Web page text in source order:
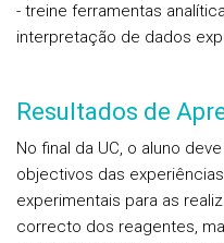
- treine ferramentas
interpretação de dados
Resultados de
No final da UC, o aluno
objectivos das
experimentais para as
correcto dos reagentes,